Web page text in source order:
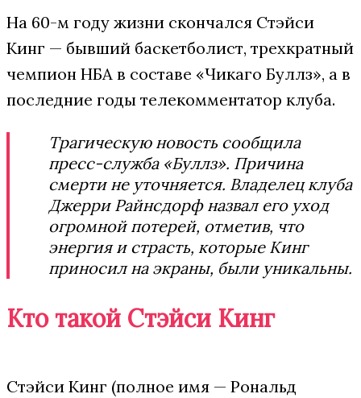
На 60-м году жизни скончался Стэйси
Кинг — бывший баскетболист, трехкратный
чемпион НБА в составе «Чикаго Буллз», а в
последние годы телекомментатор клуба.
Трагическую новость сообщила
пресс-служба «Буллз». Причина
смерти не уточняется. Владелец клуба
Джерри Райнсдорф назвал его уход
огромной потерей, отметив, что
энергия и страсть, которые Кинг
приносил на экраны, были уникальны.
Кто такой Стэйси Кинг
Стэйси Кинг (полное имя — Рональд